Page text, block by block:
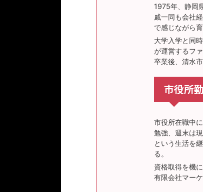
1975年、静岡
戚一同も会社
で感じながら育
大学入学と同
が運営するフ
卒業後、清水市
市役所
市役所在職中
勉強、週末は
という生活を
る。
資格取得を機
有限会社マー